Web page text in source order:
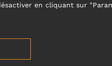
en cliquant sur